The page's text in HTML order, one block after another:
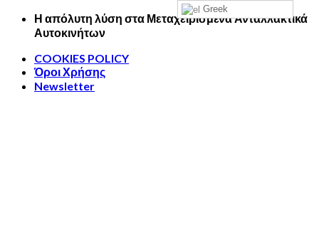
Skip
Η απόλυτη λύση στα Μεταχειρισμένα Ανταλλακτικά
Αυτοκινήτων
COOKIES POLICY
Όροι Χρήσης
Newsletter
Greek